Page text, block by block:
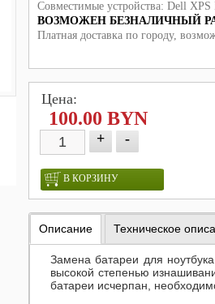
Совместимые устройства: Dell
ВОЗМОЖЕН БЕЗНАЛИЧНЫЙ
Платная доставка по городу,
Цена:
100.00 BYN
+ -
В КОРЗИНУ
Описание Техническое
Замена батареи для
высокой степенью
батареи исчерпан,